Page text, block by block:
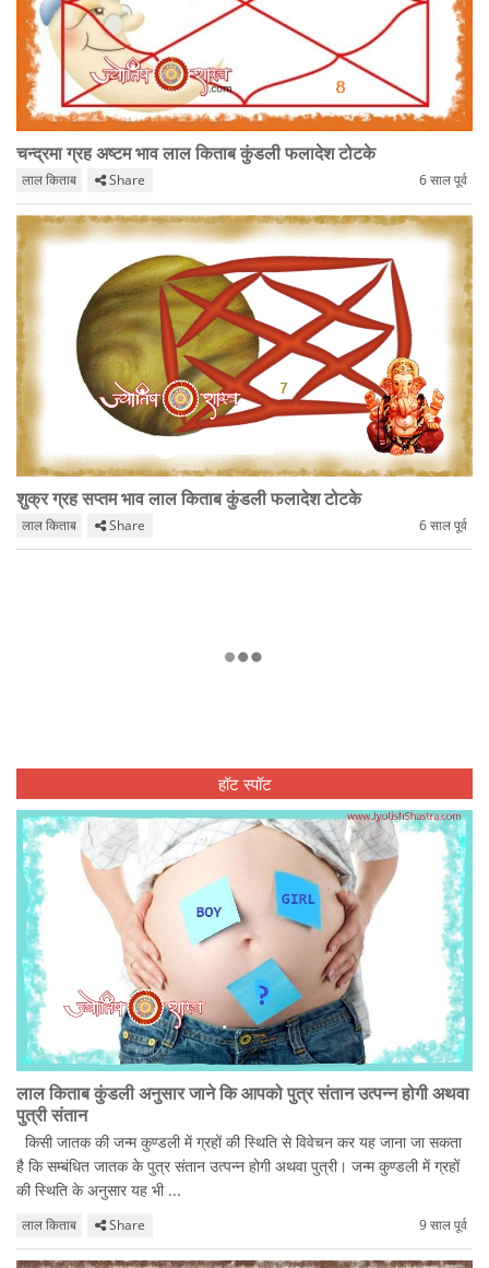
चन्द्रमा ग्रह अष्टम भाव लाल किताब कुंडली फलादेश टोटके
लाल किताब Share 6 साल पूर्व
शुक्र ग्रह सप्तम भाव लाल किताब कुंडली फलादेश टोटके
लाल किताब Share 6 साल पूर्व
हॉट स्पॉट
लाल किताब कुंडली अनुसार जाने कि आपको पुत्र संतान उत्पन्न होगी अथवा
पुत्री संतान
किसी जातक की जन्म कुण्डली में ग्रहों की स्थिति से विवेचन कर यह जाना जा सकता
है कि सम्बंधित जातक के पुत्र संतान उत्पन्न होगी अथवा पुत्री। जन्म कुण्डली में ग्रहों
की स्थिति के अनुसार यह भी ...
लाल किताब Share 9 साल पूर्व